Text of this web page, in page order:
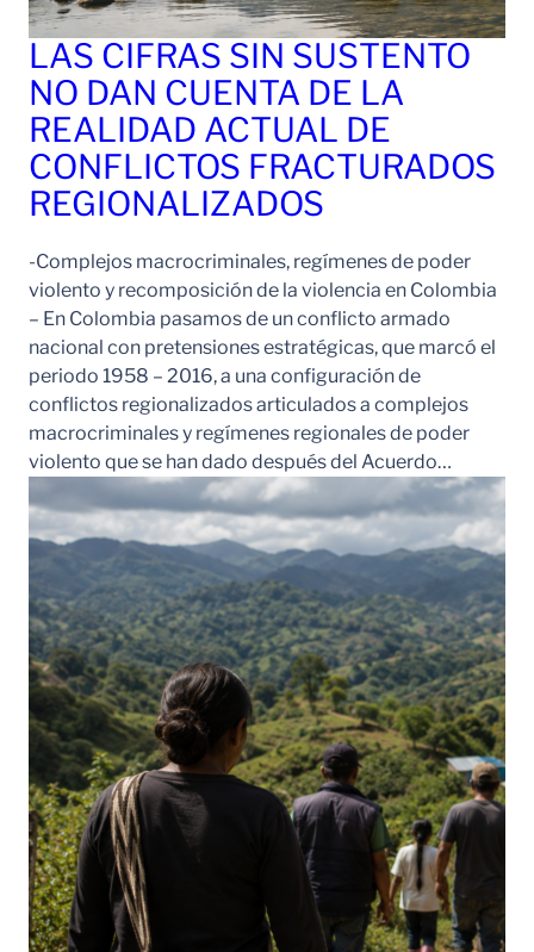
LAS CIFRAS SIN SUSTENTO
NO DAN CUENTA DE LA
REALIDAD ACTUAL DE
CONFLICTOS FRACTURADOS
REGIONALIZADOS
-Complejos macrocriminales, regímenes de poder
violento y recomposición de la violencia en Colombia
– En Colombia pasamos de un conflicto armado
nacional con pretensiones estratégicas, que marcó el
periodo 1958 – 2016, a una configuración de
conflictos regionalizados articulados a complejos
macrocriminales y regímenes regionales de poder
violento que se han dado después del Acuerdo…